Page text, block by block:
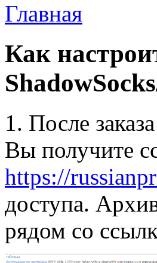
Главная
Как
1. После
Вы получите
https://
доступа.
рядом со